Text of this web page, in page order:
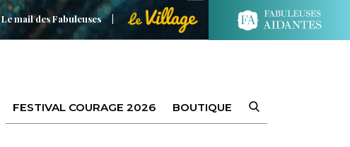
Le mail des Fabuleuses
FESTIVAL COURAGE 2026 BOUTIQUE